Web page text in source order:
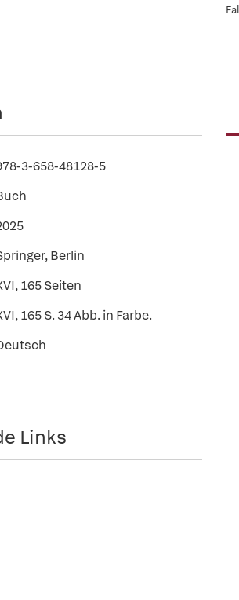
3-658-48128-5
Berlin
165 Seiten
165 S. 34 Abb. in Farbe.
Links